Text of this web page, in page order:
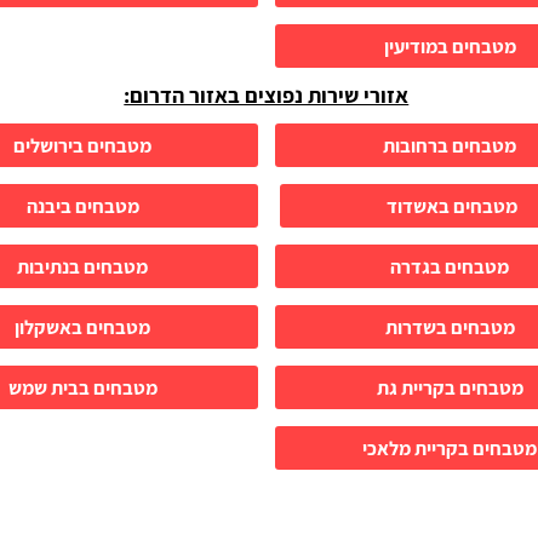
מטבחים במודיעין
אזורי שירות נפוצים באזור הדרום:
מטבחים ברחובות מטבחים בירושלים
מטבחים באשדוד מטבחים ביבנה
מטבחים בגדרה מטבחים בנתיבות
מטבחים בשדרות מטבחים באשקלון
מטבחים בקריית גת מטבחים בבית שמש
מטבחים בקריית מלאכי